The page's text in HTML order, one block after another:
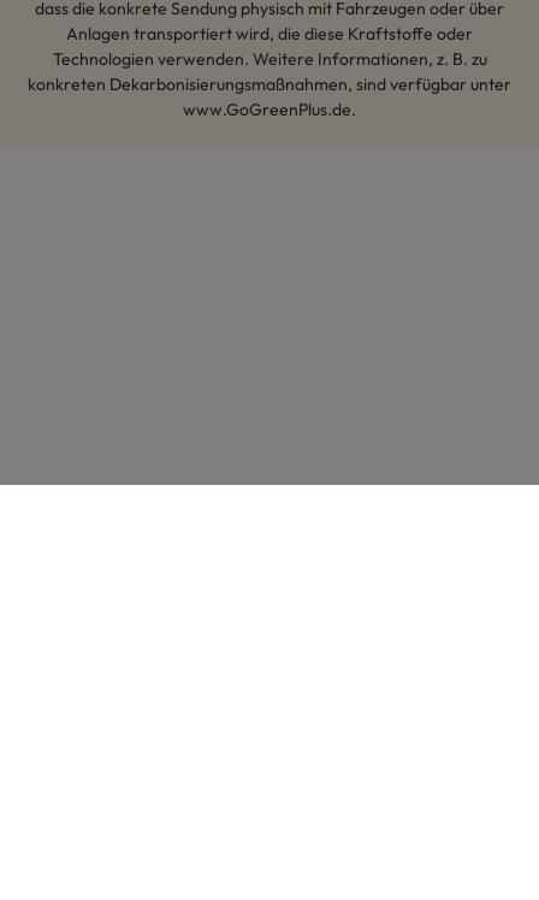
dass die konkrete Sendung physisch mit Fahrzeugen oder über
Anlagen transportiert wird, die diese Kraftstoffe oder
Technologien verwenden. Weitere Informationen, z. B. zu
konkreten Dekarbonisierungsmaßnahmen, sind verfügbar unter
www.GoGreenPlus.de.